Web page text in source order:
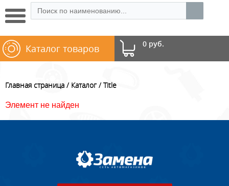
0 руб.
Каталог товаров
Главная страница Каталог Title
Элемент не найден